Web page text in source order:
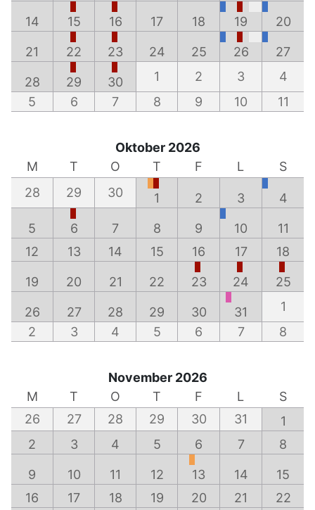
14 15 16 17 18 19 20
21 22 23 24 25 26 27
28 29 30 1 2 3
4
5
6 7 8 9 10 11
Oktober 2026
M
T O T F L
S
28
29 30 1 2 3 4
5 6 7 8 9 10
11
12
13 14 15 16 17 18
19 20 21 22 23 24 25
26 27 28 29 30 31
1
2
3 4 5 6 7 8
November 2026
M
T O T F L
S
26
27 28 29 30 31
1
2
3 4 5 6 7 8
9 10 11 12 13 14
15
16
17 18 19 20 21
22